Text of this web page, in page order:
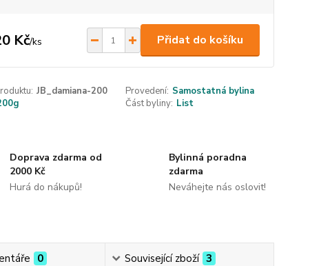
Kč/ks Přidat do košíku
JB_damiana-200 Provedení: Samostatná bylina
Část byliny: List
Doprava zdarma od
2000 Kč
Hurá do nákupů!
Bylinná poradna
zdarma
Neváhejte nás oslovit!
0 Související zboží 3